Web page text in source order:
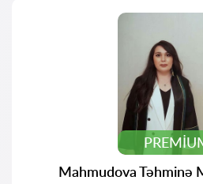
Mahmudova Təhminə